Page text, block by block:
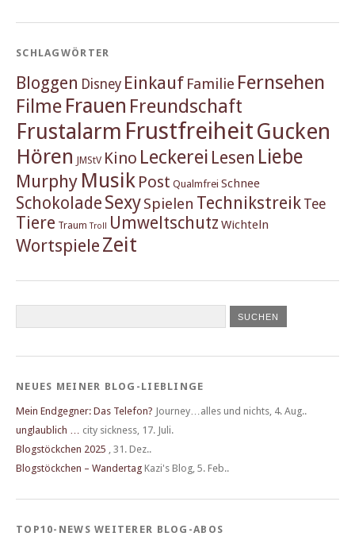
SCHLAGWÖRTER
Bloggen Disney Einkauf Familie Fernsehen
Filme Frauen Freundschaft
Frustalarm FrustfreiheitGucken
Hören JMStV Kino Leckerei Lesen Liebe
Murphy Musik Post Qualmfrei Schnee
Schokolade SexySpielen Technikstreik Tee
Tiere Traum Troll Umweltschutz Wichteln
Wortspiele Zeit
NEUES MEINER BLOG-LIEBLINGE
Mein Endgegner: Das Telefon? Journey…alles und nichts 4. Aug..
unglaublich …
city sickness 17. Juli.
Blogstöckchen 2025
31. Dez..
Blogstöckchen – Wandertag Kazi's Blog 5. Feb..
TOP10-NEWS WEITERER BLOG-ABOS